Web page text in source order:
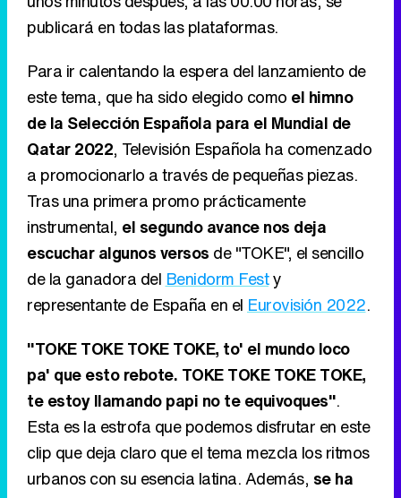
Tras una primera promo prácticamente
instrumental,el segundo avance nos deja
de la ganadora delBenidorm Festy
representante de España en el Eurovisión 2022
"TOKE TOKE TOKE TOKE, to' el mundo loco
pa' que esto rebote. TOKE TOKE TOKE TOKE,
te estoy llamando papi no te equivoques"
Esta es la estrofa que podemos disfrutar en este
clip que deja claro que el tema mezcla los ritmos
urbanos con su esencia latina. Además,
desvelado laportada del singleque muestra a
atuendo: un corsé de palabra de honor y unos
pantalones con un Sacred Heart enorme.
Ver todos los comentarios (8)
RECOMENDAMOS